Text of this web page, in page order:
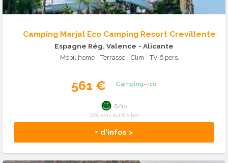
Camping Marjal Eco Camping Resort Crevillente
Espagne Rég. Valence - Alicante
Mobil home - Terrasse - Clim - TV 6 pers.
561 €
+ d'infos >
8/10
220 avis sur 6 sites